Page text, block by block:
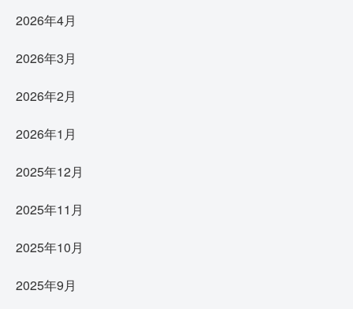
2026年4月
2026年3月
2026年2月
2026年1月
2025年12月
2025年11月
2025年10月
2025年9月